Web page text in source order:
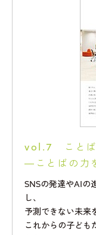
vol.7 ことば
―ことばの力
SNSの発達やAIの
し、
予測できない未来
これからの子ども